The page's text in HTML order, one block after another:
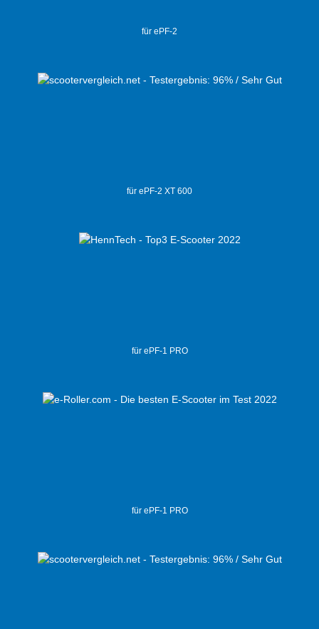
für ePF-2
für ePF-2 XT 600
für ePF-1 PRO
für ePF-1 PRO